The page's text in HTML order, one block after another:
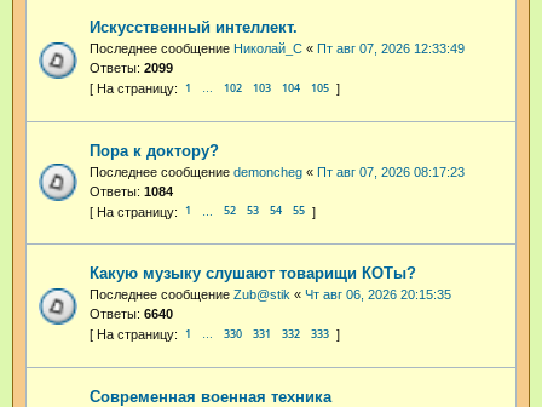
Искусственный интеллект.
Последнее сообщение Николай_С « Пт авг 07, 2026 12:33:49
Ответы: 2099
1 102 103 104 105
Пора к доктору?
Последнее сообщение demoncheg « Пт авг 07, 2026 08:17:23
Ответы: 1084
1 52 53 54 55
Какую музыку слушают товарищи КОТы?
Последнее сообщение Zub@stik « Чт авг 06, 2026 20:15:35
Ответы: 6640
1 … 330 331 332 333
Современная военная техника